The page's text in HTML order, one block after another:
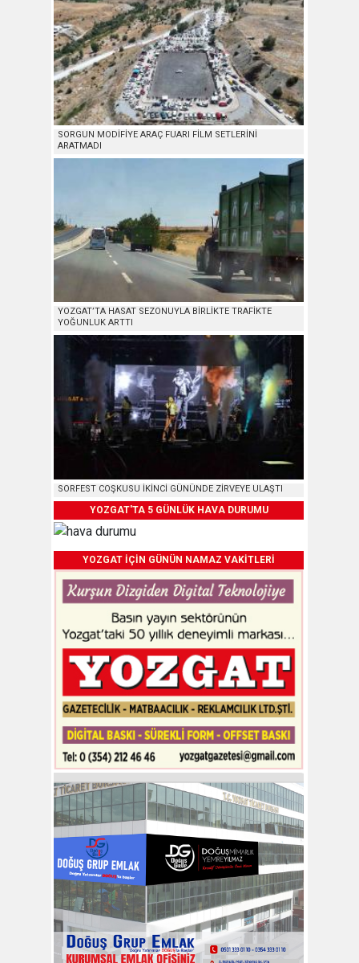
SORGUN MODİFİYE ARAÇ FUARI FİLM SETLERİNİ
ARATMADI
YOZGAT’TA HASAT SEZONUYLA BİRLİKTE TRAFİKTE
YOĞUNLUK ARTTI
SORFEST COŞKUSU İKİNCİ GÜNÜNDE ZİRVEYE ULAŞTI
YOZGAT'TA 5 GÜNLÜK HAVA DURUMU
YOZGAT İÇİN GÜNÜN NAMAZ VAKİTLERİ